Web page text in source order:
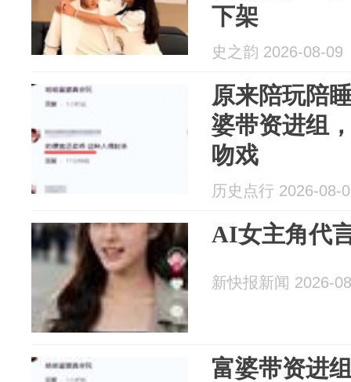
下架
史之韵 2026-08-09
原来陪玩陪
婆带资进组
吻戏
历史点行 2026-08-
AI女主角代
新快报新闻 2026-
富婆带资进